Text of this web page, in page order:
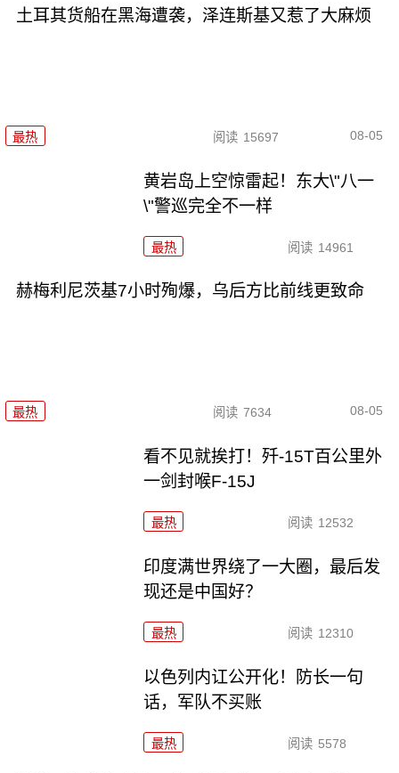
土耳其货船在黑海遭袭，泽连斯基又惹了大麻烦
最热 阅读 15697 08-05
黄岩岛上空惊雷起！东大\"八一
\"警巡完全不一样
最热 阅读 14961
赫梅利尼茨基7小时殉爆，乌后方比前线更致命
最热 阅读 7634 08-05
看不见就挨打！歼-15T百公里外
一剑封喉F-15J
最热 阅读 12532
印度满世界绕了一大圈，最后发
现还是中国好？
最热 阅读 12310
以色列内讧公开化！防长一句
话，军队不买账
最热 阅读 5578